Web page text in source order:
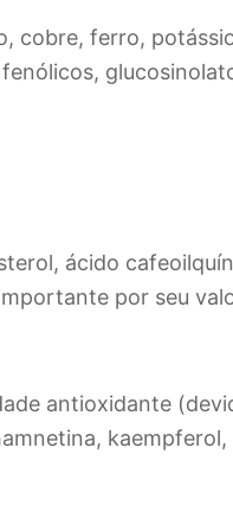
cobre, ferro,
ácido
por seu
antioxidante